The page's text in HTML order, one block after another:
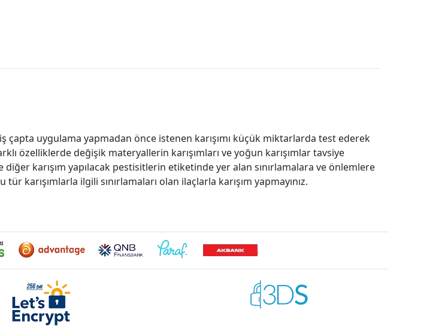
çapta uygulama yapmadan önce istenen karışımı küçük miktarlarda test ederek
özelliklerde değişik materyallerin karışımları ve yoğun karışımlar tavsiye
karışım yapılacak pestisitlerin etiketinde yer alan sınırlamalara ve önlemlere
karışımlarla ilgili sınırlamaları olan ilaçlarla karışım yapmayınız.